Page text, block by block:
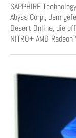
SAPPHIRE
Abyss Corp., dem
Desert Online, die
NITRO+ AMD